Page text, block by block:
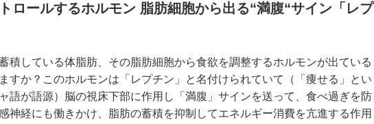
ロールするホルモン 脂肪細胞から出る“満腹“サイン「レプ
積している体脂肪、その脂肪細胞から食欲を調整するホルモンが出ている
すか？このホルモンは「レプチン」と名付けられていて（「痩せる」とい
語が語源）脳の視床下部に作用し「満腹」サインを送って、食べ過ぎを防
神経にも働きかけ、脂肪の蓄積を抑制してエネルギー消費を亢進する作用